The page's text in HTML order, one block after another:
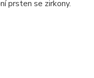
prsten se zirkony.